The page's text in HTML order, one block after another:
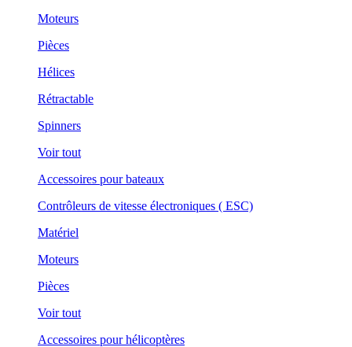
Moteurs
Pièces
Hélices
Rétractable
Spinners
Voir tout
Accessoires pour bateaux
Contrôleurs de vitesse électroniques ( ESC)
Matériel
Moteurs
Pièces
Voir tout
Accessoires pour hélicoptères